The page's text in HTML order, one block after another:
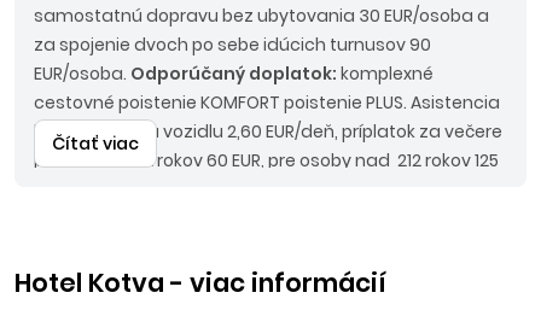
samostatnú dopravu bez ubytovania 30 EUR/osoba a
za spojenie dvoch po sebe idúcich turnusov 90
EUR/osoba. Odporúčaný doplatok: komplexné
cestovné poistenie KOMFORT poistenie PLUS. Asistencia
k motorovému vozidlu 2,60 EUR/deň, príplatok za večere
pre osoby 7-12 rokov 60 EUR, pre osoby nad 212 rokov 125
EUR.Ostatné príplatky:trezor na recepcii 2,50 EUR/deň
Čítať viac
Hotel Kotva - viac informácií